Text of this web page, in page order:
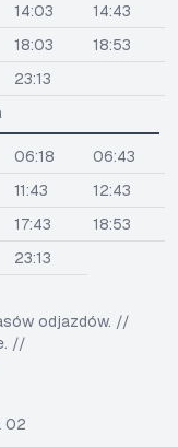
02
14:03
14:43
18:03
18:53
23:13
06:18
06:43
11:43
12:43
17:43
18:53
23:13
odjazdów. //
//